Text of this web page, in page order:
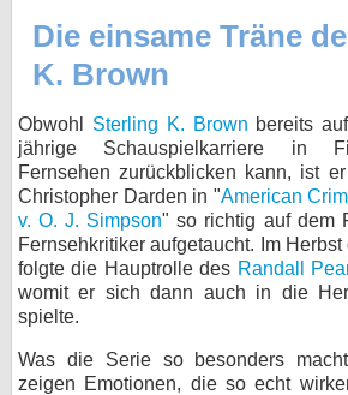
Die einsame Träne
K. Brown
Obwohl Sterling K. Brown bereits
jährige Schauspielkarriere in
Fernsehen zurückblicken kann, ist
Christopher Darden in "American
v. O. J. Simpson" so richtig auf dem
Fernsehkritiker aufgetaucht. Im
folgte die Hauptrolle des Randall
womit er sich dann auch in die
spielte.
Was die Serie so besonders
zeigen Emotionen, die so echt
Specials
SERVICE
Forum
bei